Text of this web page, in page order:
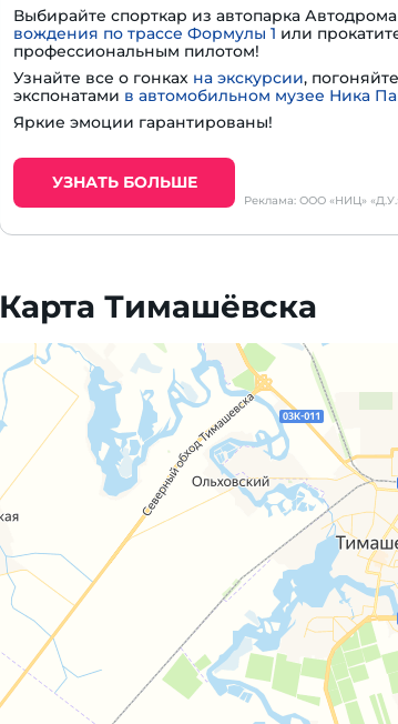
Выбирайте спорткар из автопарка
вождения по трассе Формулы 1 или
профессиональным пилотом!
Узнайте все о гонках на экскурсии, погоняйте
экспонатами в автомобильном музее Ника
Яркие эмоции гарантированы!
УЗНАТЬ БОЛЬШЕ
Реклама: ООО «НИЦ»
Карта Тимашёвска
Яндекс Карты — транспорт, навигация, поиск мест